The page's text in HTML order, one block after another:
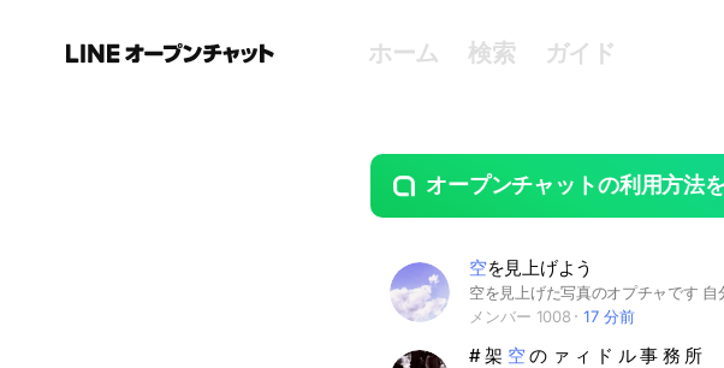
ホーム 検索 ガイド
オープンチャットの利用方法
空を見上げよう
メンバー 1008
17 分前
# 架 空の ァ ィ ド ル 事 務 所